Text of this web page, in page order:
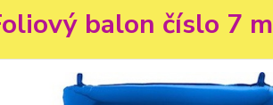
balon číslo 7